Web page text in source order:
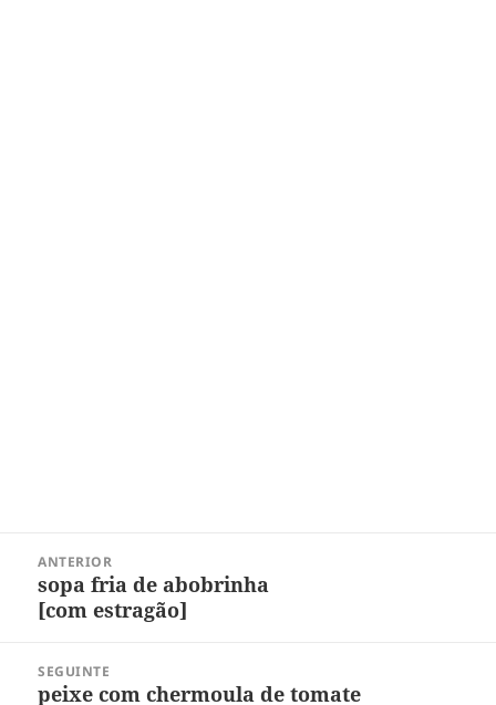
ANTERIOR
Post
anterior:
sopa fria de abobrinha
[com estragão]
SEGUINTE
Próximo
peixe com chermoula de tomate